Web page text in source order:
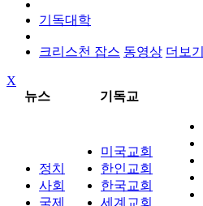
기독대학
크리스천 잡스 동영상 더보기
X
뉴스
기독교
정치
사회
국제
미국교회
한인교회
한국교회
세계교회